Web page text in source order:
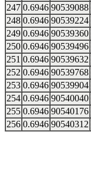
247 0.6946 90539088
248 0.6946 90539224
249 0.6946 90539360
250 0.6946 90539496
251 0.6946 90539632
252 0.6946 90539768
253 0.6946 90539904
254 0.6946 90540040
255 0.6946 90540176
256 0.6946 90540312